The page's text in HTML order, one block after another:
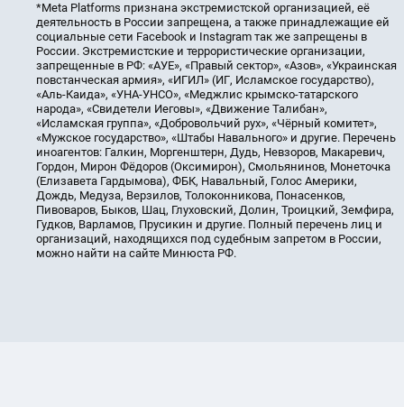
*Meta Platforms признана экстремистской организацией, её
деятельность в России запрещена, а также принадлежащие ей
социальные сети Facebook и Instagram так же запрещены в
России. Экстремистские и террористические организации,
запрещенные в РФ: «АУЕ», «Правый сектор», «Азов», «Украинская
повстанческая армия», «ИГИЛ» (ИГ, Исламское государство),
«Аль-Каида», «УНА-УНСО», «Меджлис крымско-татарского
народа», «Свидетели Иеговы», «Движение Талибан»,
«Исламская группа», «Добровольчий рух», «Чёрный комитет»,
«Мужское государство», «Штабы Навального» и другие. Перечень
иноагентов: Галкин, Моргенштерн, Дудь, Невзоров, Макаревич,
Гордон, Мирон Фёдоров (Оксимирон), Смольянинов, Монеточка
(Елизавета Гардымова), ФБК, Навальный, Голос Америки,
Дождь, Медуза, Верзилов, Толоконникова, Понасенков,
Пивоваров, Быков, Шац, Глуховский, Долин, Троицкий, Земфира,
Гудков, Варламов, Прусикин и другие. Полный перечень лиц и
организаций, находящихся под судебным запретом в России,
можно найти на сайте Минюста РФ.